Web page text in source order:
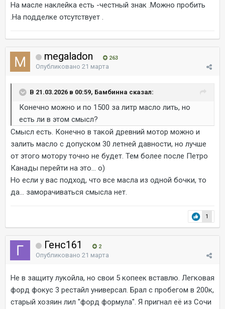
На масле наклейка есть -честный знак .Можно пробить
.На подделке отсутствует .
megaladon 263
Опубликовано 21 марта
В 21.03.2026 в 00:59, Бамбинна сказал:
Конечно можно и по 1500 за литр масло лить, но
есть ли в этом смысл?
Смысл есть. Конечно в такой древний мотор можно и
залить масло с допуском 30 летней давности, но лучше
от этого мотору точно не будет. Тем более после Петро
Канады перейти на это... о)
Но если у вас подход, что все масла из одной бочки, то
да... заморачиваться смысла нет.
1
Генс161 2
Опубликовано 21 марта
Не в защиту лукойла, но свои 5 копеек вставлю. Легковая
форд фокус 3 рестайл универсал. Брал с пробегом в 200к,
старый хозяин лил "форд формула". Я пригнал её из Сочи